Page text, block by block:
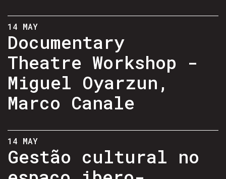
14 MAY
Documentary
Theatre Workshop -
Miguel Oyarzun,
Marco Canale
14 MAY
Gestão cultural no